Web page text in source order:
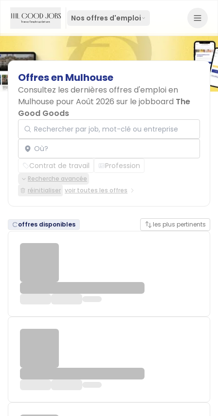
Nos offres d'emploi
Offresen Mulhouse
Consultez les dernières offres d'emploi en
Mulhouse pour Août 2026 sur le jobboard The
Good Goods
Rechercher par job, mot-clé ou entreprise
Localisation
Contrat de travail Profession
Recherche avancée
réinitialiser voir toutes les offres
offres disponibles les plus pertinents